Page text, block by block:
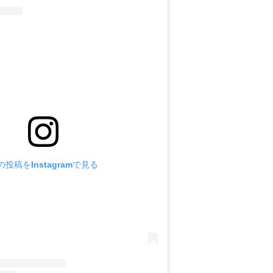
投稿をInstagramで見る